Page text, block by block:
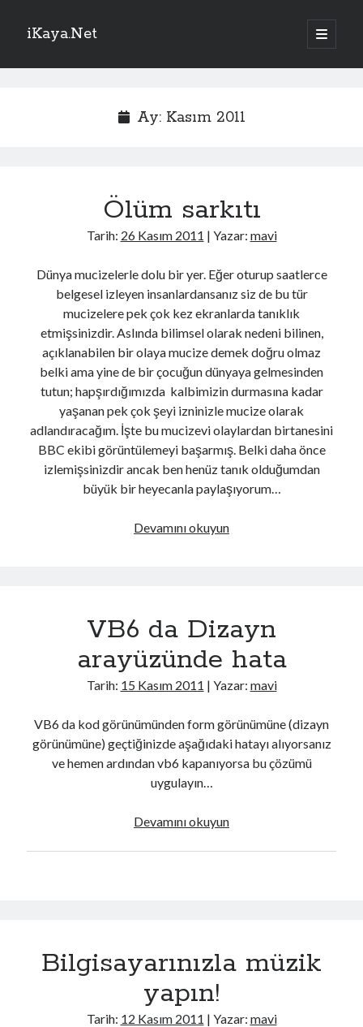
iKaya.Net
ana
menüyü
Yan
TRTHaber – Son Dakika!
İİT, Mekke Ortak Savunma Anlaşması'nı memnuniyetle karşıladı
YerköyKayseri YHT'de çalışmaların yarısı tamamlandı
Adıyamanlı Doğan ailesi için aile danışmanlığı süreci başlatıldı
Çalıştığı iş yerinden yaklaşık 1,5 kilogram altın çalan şüpheli tutuklandı
Kayseri'de devrilen otomobildeki 1 çocuk öldü, 3 kişi yaralandı
İşgalci İsrail, ateşkese rağmen Lübnan'ın güneyine saldırdı
Afyonkarahisar'da yolcu otobüsü kamyonete çarptı: 1 ölü, 15 yaralı
Hattuşa'nın 8 bin yıllık geçmişini 5 ülkeden 55 bilim insanı araştırıyor
Uzaya ayrılan ARGE bütçesi 107 kat arttı
Son Yazılar
Kurban bayramı ne zaman 2025
Ay: Kasım 2011
Ölüm sarkıtı
Tarih: 26 Kasım 2011 | Yazar: mavi
Dünya mucizelerle dolu bir yer. Eğer oturup saatlerce
belgesel izleyen insanlardansanız siz de bu tür
mucizelere pek çok kez ekranlarda tanıklık
etmişsinizdir. Aslında bilimsel olarak nedeni bilinen,
açıklanabilen bir olaya mucize demek doğru olmaz
belki ama yine de bir çocuğun dünyaya gelmesinden
tutun; hapşırdığımızda kalbimizin durmasına kadar
yaşanan pek çok şeyi izninizle mucize olarak
adlandıracağım. İşte bu mucizevi olaylardan birtanesini
BBC ekibi görüntülemeyi başarmış. Belki daha önce
izlemişsinizdir ancak ben henüz tanık olduğumdan
büyük bir heyecanla paylaşıyorum…
Devamını okuyunÖlüm
VB6 da Dizayn
arayüzünde hata
Tarih: 15 Kasım 2011 | Yazar: mavi
VB6 da kod görünümünden form görünümüne (dizayn
görünümüne) geçtiğinizde aşağıdaki hatayı alıyorsanız
ve hemen ardından vb6 kapanıyorsa bu çözümü
uygulayın…
Devamını okuyunVB6
Bilgisayarınızla müzik
yapın!
Tarih: 12 Kasım 2011 | Yazar: mavi